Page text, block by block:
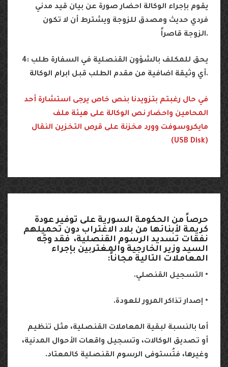
يقوم بإجراء الوكالة احضار صورة عن بيان قيد مدني
فردي حديث ومصدق للزوجة ويشترط أن لا تكون
الزوجة قاصراً.
4: يحق للمكلف بالشؤون القنصلية في السفارة طلب
أي وثيقة اضافية من مقدم الطلب قبل ابرام الوكالة.
في حال رغبتم بتزويدنا بنص خاص يرجى استشارة أحد
المحامين واحضار نص الوكالة على هيئة ملف
مايكروسوفت وورد مخزنة على قرص التخزين النقال
(USB Disk)
حرصاً من الحكومة السورية على توفير عودة
كريمة لأبنائها من بلاد الاغتراب دون تحميلهم
نفقات تسديد الرسوم القنصلية، فقد وجّه
السيد وزير الخارجية والمغتربين بإجراء
المعاملات التالية مجاناً:
• التسجيل القنصلي.
• إصدار تذاكر المرور للعودة.
أما بالنسبة لبقية المعاملات القنصلية، مثل تنظيم
أو تصديق الوكالات، وتسجيل واقعات الأحوال المدنية،
وغيرها، فتُستوفى الرسوم القنصلية كالمعتاد.